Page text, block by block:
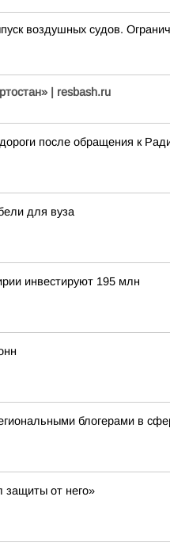
воздушных судов.
| resbash.ru
после обращения к
для вуза
инвестируют 195 млн
блогерами в
защиты от него»